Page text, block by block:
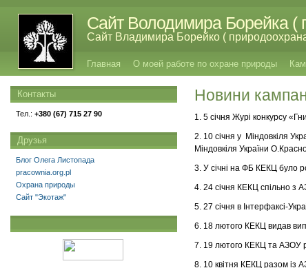
Сайт Володимира Борейка (
Сайт Владимира Борейко (
Главная О моей работе по охране природы
Новини
1. 5 січня Журі конкурсу
2. 10 січня у Міндовкіля
Міндовкіля України
3. У січні на ФБ КЕКЦ було
4. 24 січня КЕКЦ спільно з
5. 27 січня в Інтерфаксі-
6. 18 лютого КЕКЦ видав
7. 19 лютого КЕКЦ та АЗОУ
8. 10 квітня КЕКЦ разом із
Контакты
Тел.: +380 (67) 715 27 90
Друзья
Блог Олега Листопада
pracownia.org.pl
Охрана природы
Сайт "Экотаж"